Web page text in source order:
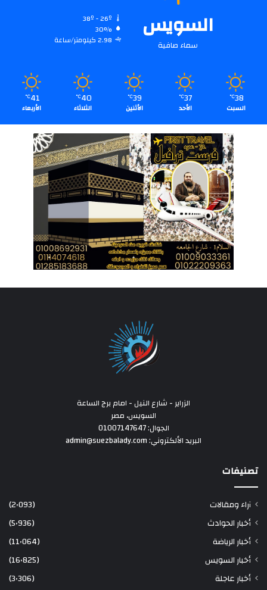
السويس
سماء صافية
30%
2.98 كيلومتر/ساعة
38
℃
السبت
37
℃
الأحد
39
℃
الأثنين
40
℃
الثلاثاء
41
℃
الأربعاء
الزراير - شارع النيل - امام برج الساعة
السويس، مصر
الجوال: 01007147647
البريد الألكتروني: admin@suezbalady.com
تصنيفات
آراء ومقالات
(2٬093)
أخبار الحوادث
(5٬936)
أخبار الرياضة
(11٬064)
أخبار السويس
(16٬825)
أخبار عاجلة
(3٬306)